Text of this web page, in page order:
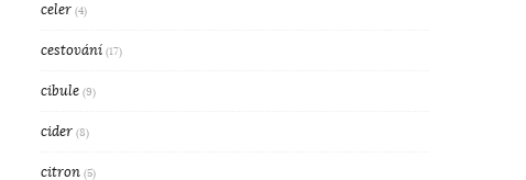
celer (4)
cestování (17)
cibule (9)
cider (8)
citron (5)